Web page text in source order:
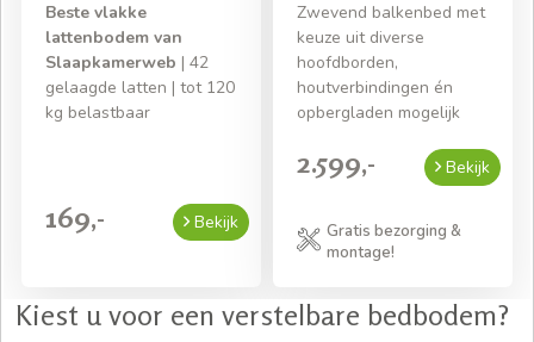
Beste vlakke
lattenbodem van
Slaapkamerweb | 42
gelaagde latten | tot 120
kg belastbaar
169,- Bekijk
Zwevend balkenbed met
keuze uit diverse
hoofdborden,
houtverbindingen én
opbergladen mogelijk
2.599,- Bekijk
Gratis bezorging &
montage!
Kiest u voor een verstelbare bedbodem?